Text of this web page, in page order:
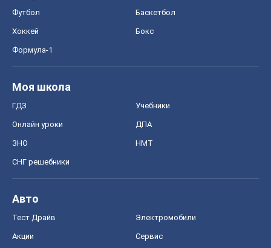
Футбол Баскетбол
Хоккей Бокс
Формула-1
Моя школа
ГДЗ Учебники
Онлайн уроки ДПА
ЗНО НМТ
СНГ решебники
Авто
Тест Драйв Электромобили
Акции Сервис